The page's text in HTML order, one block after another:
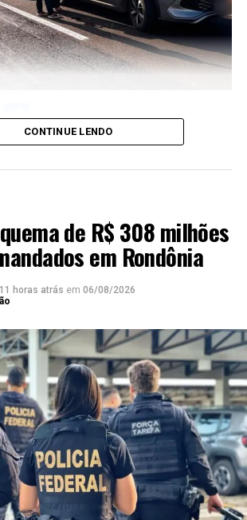
Share
CONTINUE LENDO
de R$ 308 milhões
em Rondônia
11 horas atrás em 06/08/2026